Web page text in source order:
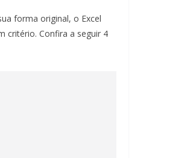
forma original, o Excel
critério. Confira a seguir 4